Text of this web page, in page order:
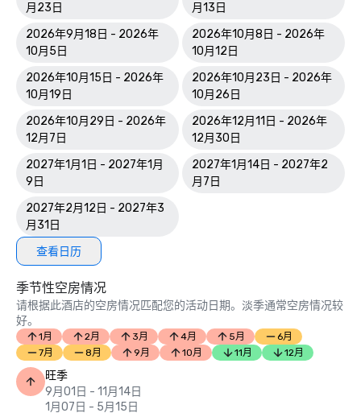
月23日
月13日
2026年9月18日 - 2026年
10月5日
2026年10月8日 - 2026年
10月12日
2026年10月15日 - 2026年
10月19日
2026年10月23日 - 2026年
10月26日
2026年10月29日 - 2026年
12月7日
2026年12月11日 - 2026年
12月30日
2027年1月1日 - 2027年1月
9日
2027年1月14日 - 2027年2
月7日
2027年2月12日 - 2027年3
月31日
查看日历
季节性空房情况
请根据此酒店的空房情况匹配您的活动日期。淡季通常空房情况较
好。
1月 2月 3月 4月 5月
6月
7月
8月 9月 10月 11月 12月
旺季
9月01日 - 11月14日
1月07日 - 5月15日